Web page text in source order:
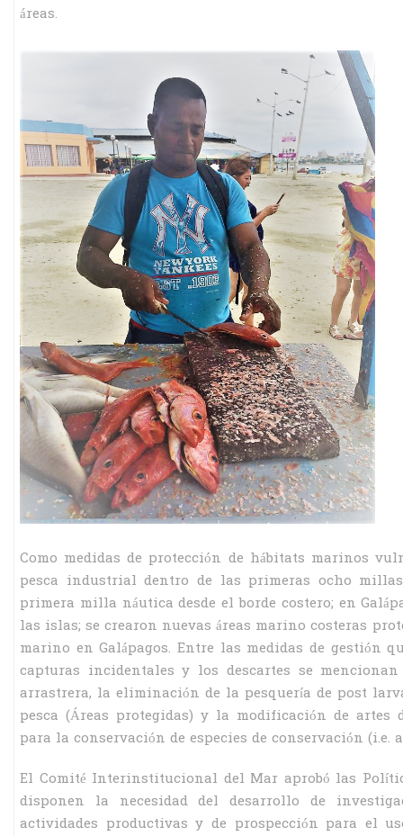
áreas.
Como medidas de protección de hábitats marinos
pesca industrial dentro de las primeras ocho
primera milla náutica desde el borde costero; en
las islas; se crearon nuevas áreas marino costeras
marino en Galápagos. Entre las medidas de gestión
capturas incidentales y los descartes se
arrastrera, la eliminación de la pesquería de post
pesca (Áreas protegidas) y la modificación de artes
para la conservación de especies de conservación (i.e.
El Comité Interinstitucional del Mar aprobó las
disponen la necesidad del desarrollo de
actividades productivas y de prospección para el